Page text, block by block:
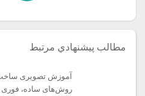
مطالب پيشنهادي مرتبط
آموزش تصویری ساخت
روش‌های ساده، فوری